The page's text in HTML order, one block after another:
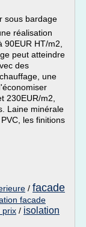
sous bardage
réalisation
HT/m2,
peut atteindre
des
une
230EUR/m2,
Laine minérale
les finitions
/ facade
facade
prix / isolation